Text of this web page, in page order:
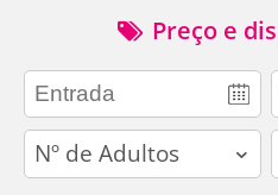
Preço e
adults